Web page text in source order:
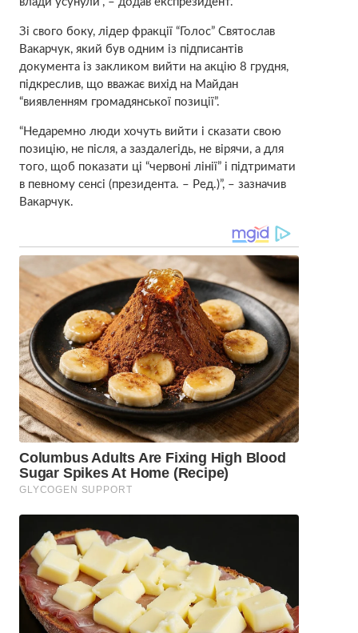
Зі свого боку, лідер фракції “Голос” Святослав
Вакарчук, який був одним із підписантів
документа із закликом вийти на акцію 8 грудня,
підкреслив, що вважає вихід на Майдан
“виявленням громадянської позиції”.
“Недаремно люди хочуть вийти і сказати свою
позицію, не після, а заздалегідь, не вірячи, а для
того, щоб показати ці “червоні лінії” і підтримати
в певному сенсі (президента. – Ред.)”, – зазначив
Вакарчук.